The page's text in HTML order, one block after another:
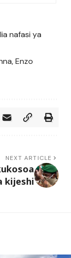
nafasi ya
Enzo
NEXT ARTICLE
kijeshi